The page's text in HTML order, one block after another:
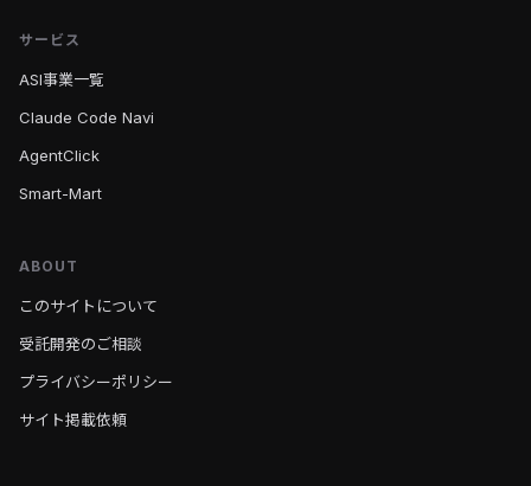
サービス
ASI事業一覧
Claude Code Navi
AgentClick
Smart-Mart
ABOUT
このサイトについて
受託開発のご相談
プライバシーポリシー
サイト掲載依頼